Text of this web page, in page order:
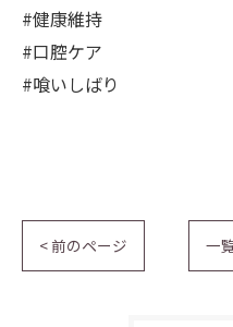
#健康維持
#口腔ケア
#喰いしばり
< 前のページ 一